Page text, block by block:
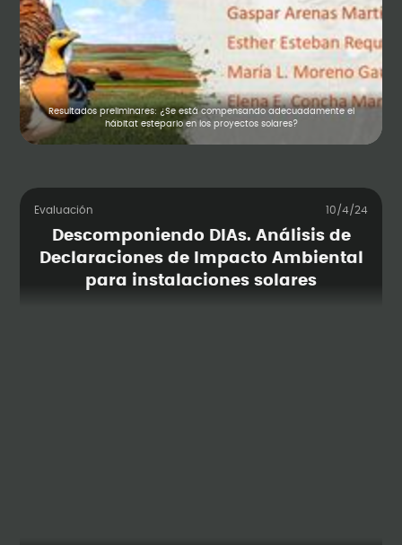
Resultados preliminares: ¿Se está compensando adecuadamente el
hábitat estepario en los proyectos solares?
Evaluación 10/4/24
Descomponiendo DIAs. Análisis de
Declaraciones de Impacto Ambiental
para instalaciones solares